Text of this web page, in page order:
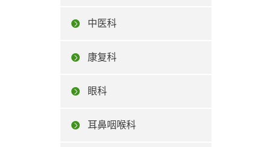
中医科
康复科
眼科
耳鼻咽喉科